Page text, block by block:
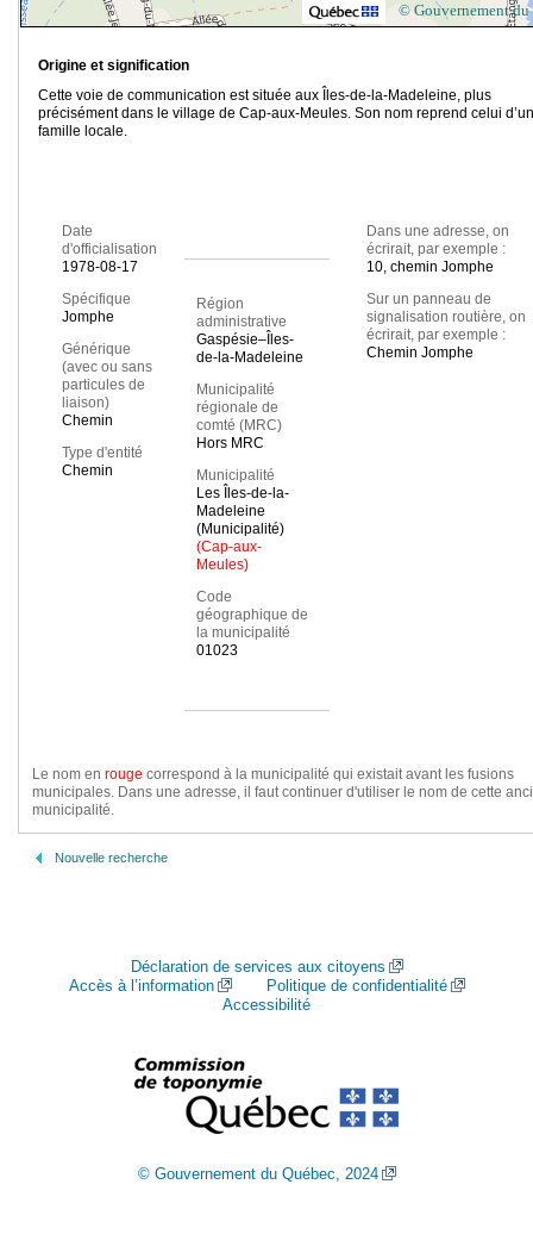
© Gouvernement du
Origine et signification
Cette voie de communication est située aux Îles-de-la-Madeleine, plus
précisément dans le village de Cap-aux-Meules. Son nom reprend celui
famille locale.
Date
d'officialisation
1978-08-17
Spécifique
Jomphe
Générique
(avec ou sans
particules de
liaison)
Chemin
Type d'entité
Chemin
Région
administrative
Gaspésie–Îles-
de-la-Madeleine
Municipalité
régionale de
comté (MRC)
Hors MRC
Municipalité
Les Îles-de-la-
Madeleine
(Municipalité)
(Cap-aux-
Meules)
Code
géographique de
la municipalité
01023
Dans une adresse, on
écrirait, par exemple :
10, chemin Jomphe
Sur un panneau de
signalisation routière, on
écrirait, par exemple :
Chemin Jomphe
Le nom en rouge correspond à la municipalité qui existait avant les fusions
municipales. Dans une adresse, il faut continuer d'utiliser le nom de cette
municipalité.
Nouvelle recherche
Déclaration de services aux citoyens
Accès à l’information
Politique de confidentialité
Accessibilité
© Gouvernement du Québec, 2024